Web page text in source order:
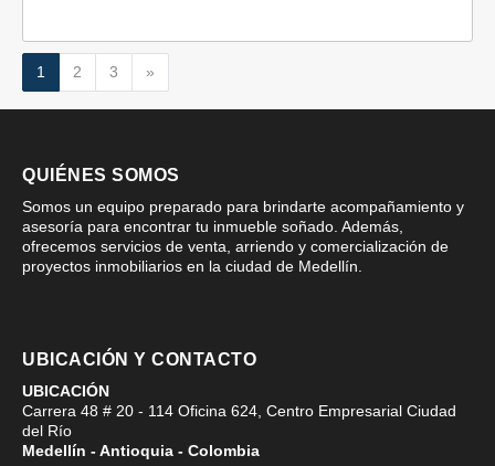
1 2 3 »
QUIÉNES SOMOS
Somos un equipo preparado para brindarte acompañamiento y
asesoría para encontrar tu inmueble soñado. Además,
ofrecemos servicios de venta, arriendo y comercialización de
proyectos inmobiliarios en la ciudad de Medellín.
UBICACIÓN Y CONTACTO
UBICACIÓN
Carrera 48 # 20 - 114 Oficina 624, Centro Empresarial Ciudad
del Río
Medellín - Antioquia - Colombia